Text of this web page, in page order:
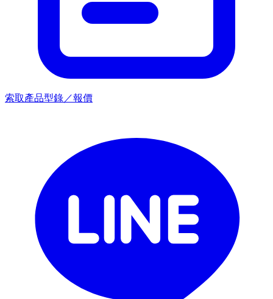
索取產品型錄／報價